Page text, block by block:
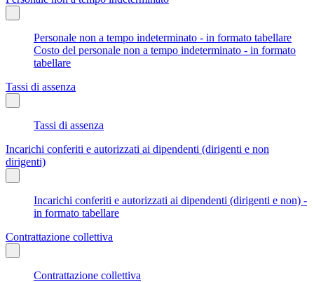
Personale non a tempo indeterminato - in formato tabellare
Costo del personale non a tempo indeterminato - in formato
tabellare
Tassi di assenza
Tassi di assenza
Incarichi conferiti e autorizzati ai dipendenti (dirigenti e non
dirigenti)
Incarichi conferiti e autorizzati ai dipendenti (dirigenti e non) -
in formato tabellare
Contrattazione collettiva
Contrattazione collettiva